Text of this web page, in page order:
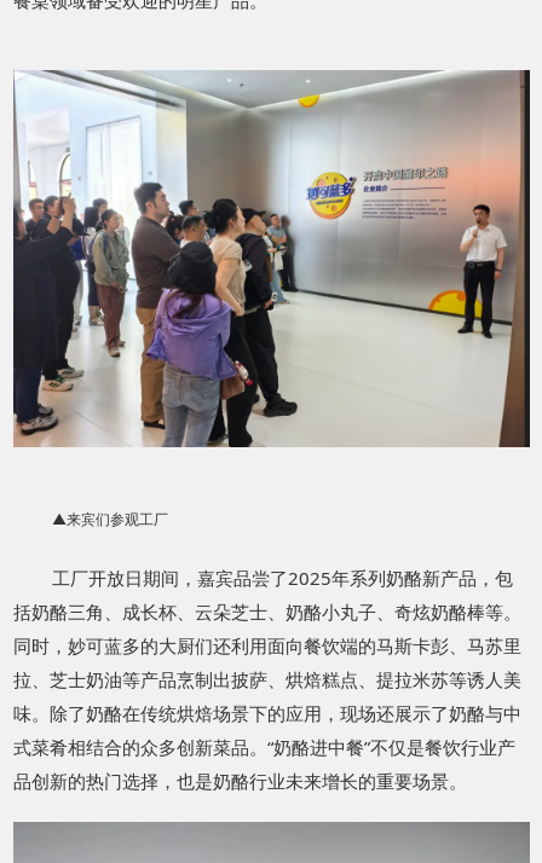
▲来宾们参观工厂
工厂开放日期间，嘉宾品尝了2025年系列奶酪新产品，包
括奶酪三角、成长杯、云朵芝士、奶酪小丸子、奇炫奶酪棒等。
同时，妙可蓝多的大厨们还利用面向餐饮端的马斯卡彭、马苏里
拉、芝士奶油等产品烹制出披萨、烘焙糕点、提拉米苏等诱人美
味。除了奶酪在传统烘焙场景下的应用，现场还展示了奶酪与中
式菜肴相结合的众多创新菜品。“奶酪进中餐”不仅是餐饮行业产
品创新的热门选择，也是奶酪行业未来增长的重要场景。